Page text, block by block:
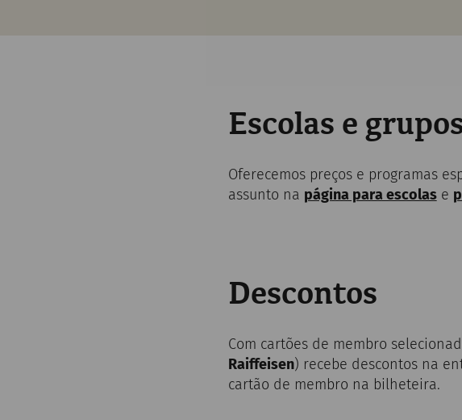
Escolas e
Oferecemos preços e programas
assunto na página para escolase
Descontos
Com cartões de membro
Raiffeisen) recebe descontos na
cartão de membro na bilheteira.